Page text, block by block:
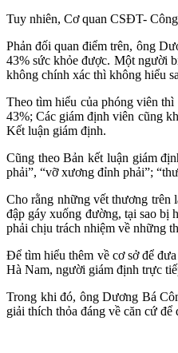
Tuy nhiên, Cơ quan CSĐT-
Phản đối quan điểm trên, ông
43% sức khỏe được. Một người
không chính xác thì không hiểu
Theo tìm hiểu của phóng viên
43%; Các giám định viên cũng
Kết luận giám định.
Cũng theo Bản kết luận giám
phải”, “vỡ xương đỉnh phải”;
Cho rằng những vết thương trên
đập gáy xuống đường, tại sao bị
phải chịu trách nhiệm về những
Để tìm hiểu thêm về cơ sở để
Hà Nam, người giám định trực
Trong khi đó, ông Dương Bá
giải thích thỏa đáng về căn cứ